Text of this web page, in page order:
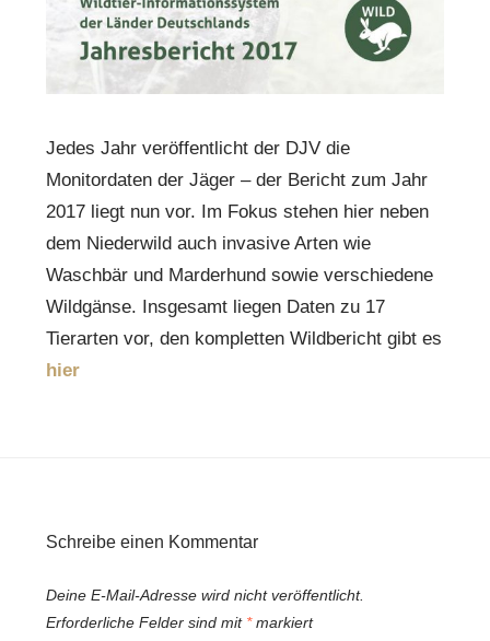
Jedes Jahr veröffentlicht der DJV die
Monitordaten der Jäger – der Bericht zum Jahr
2017 liegt nun vor. Im Fokus stehen hier neben
dem Niederwild auch invasive Arten wie
Waschbär und Marderhund sowie verschiedene
Wildgänse. Insgesamt liegen Daten zu 17
Tierarten vor, den kompletten Wildbericht gibt es
hier
Schreibe einen Kommentar
Deine E-Mail-Adresse wird nicht veröffentlicht.
Erforderliche Felder sind mit *markiert